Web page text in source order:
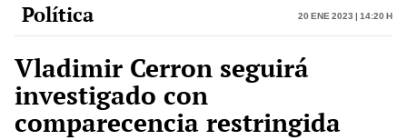
Política 20 Ene 2023 | 14:20 h
Vladimir Cerron seguirá
investigado con
comparecencia restringida